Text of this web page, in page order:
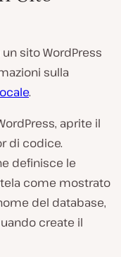
sito WordPress
sulla
.
aprite il
di codice.
definisce le
come mostrato
del database,
create il